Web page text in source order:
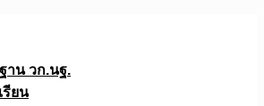
าน วก.นฐ.
ยน